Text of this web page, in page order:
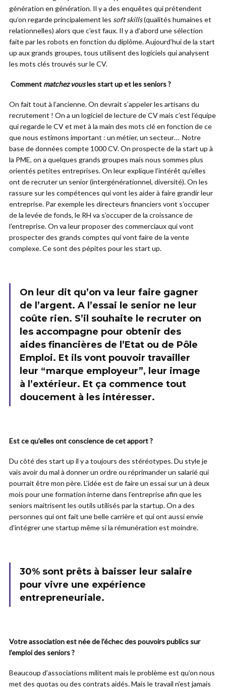
génération en génération. Il y a des enquêtes qui prétendent
qu’on regarde principalement les soft skills(qualités humaines et
relationnelles) alors que c’est faux. Il y a d’abord une sélection
faite par les robots en fonction du diplôme. Aujourd’hui de la start
up aux grands groupes, tous utilisent des logiciels qui analysent
les mots clés trouvés sur le CV.
Comment matchez vousles start up et les seniors ?
On fait tout à l’ancienne. On devrait s’appeler les artisans du
recrutement ! On a un logiciel de lecture de CV mais c’est l’équipe
qui regarde le CV et met à la main des mots clé en fonction de ce
que nous estimons important : un métier, un secteur… Notre
base de données compte 1000 CV. On prospecte de la start up à
la PME, on a quelques grands groupes mais nous sommes plus
orientés petites entreprises. On leur explique l’intérêt qu’elles
ont de recruter un senior (intergénérationnel, diversité). On les
rassure sur les compétences qui vont les aider à faire grandir leur
entreprise. Par exemple les directeurs financiers vont s’occuper
de la levée de fonds, le RH va s’occuper de la croissance de
l’entreprise. On va leur proposer des commerciaux qui vont
prospecter des grands comptes qui vont faire de la vente
complexe. Ce sont des pépites pour les start up.
On leur dit qu’on va leur faire gagner
de l’argent. A l’essai le senior ne leur
coûte rien. S’il souhaite le recruter on
les accompagne pour obtenir des
aides financières de l’Etat ou de Pôle
Emploi. Et ils vont pouvoir travailler
leur “marque employeur”, leur image
à l’extérieur. Et ça commence tout
doucement à les intéresser.
Est ce qu’elles ont conscience de cet apport ?
Du côté des start up il y a toujours des stéréotypes. Du style je
vais avoir du mal à donner un ordre ou réprimander un salarié qui
pourrait être mon père. L’idée est de faire un essai sur un à deux
mois pour une formation interne dans l’entreprise afin que les
seniors maitrisent les outils utilisés par la startup. On a des
personnes qui ont fait une belle carrière et qui ont aussi envie
d’intégrer une startup même si la rémunération est moindre.
30% sont prêts à baisser leur salaire
pour vivre une expérience
entrepreneuriale.
Votre association est née de l’échec des pouvoirs publics sur
l’emploi des seniors ?
Beaucoup d’associations militent mais le problème est qu’on nous
met des quotas ou des contrats aidés. Mais le travail n’est jamais